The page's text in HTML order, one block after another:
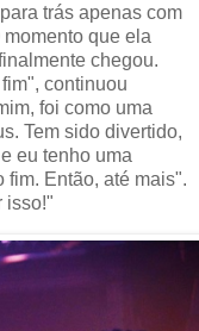
trás apenas com
que ela
chegou.
continuou
foi como uma
Tem sido divertido,
eu tenho uma
fim. Então, até mais".
isso!"